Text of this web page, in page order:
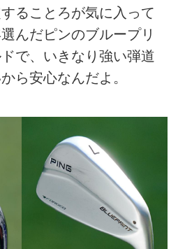
ることろが気に入って
んだピンのブループリ
で、いきなり強い弾道
ら安心なんだよ。